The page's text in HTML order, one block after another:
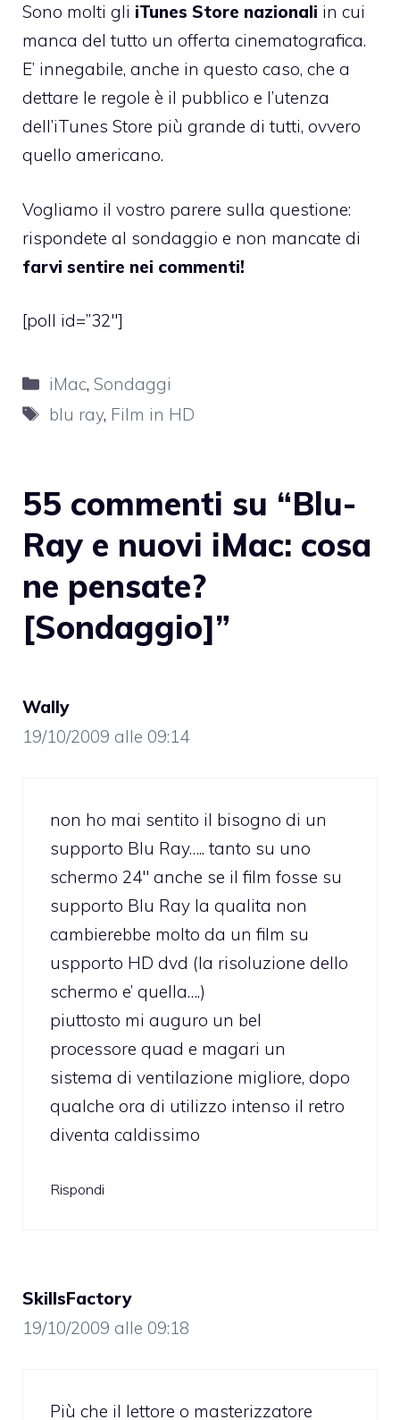
Sono molti gli iTunes Store nazionali in cui
manca del tutto un offerta cinematografica.
E’ innegabile, anche in questo caso, che a
dettare le regole è il pubblico e l’utenza
dell’iTunes Store più grande di tutti, ovvero
quello americano.
Vogliamo il vostro parere sulla questione:
rispondete al sondaggio e non mancate di
farvi sentire nei commenti!
[poll id=”32″]
Categorie
iMac,Sondaggi
Tag
blu ray, Film in HD
55 commenti su “Blu-
Ray e nuovi iMac: cosa
ne pensate?
[Sondaggio]”
Wally
19/10/2009 alle 09:14
non ho mai sentito il bisogno di un
supporto Blu Ray….. tanto su uno
schermo 24″ anche se il film fosse su
supporto Blu Ray la qualita non
cambierebbe molto da un film su
uspporto HD dvd (la risoluzione dello
schermo e’ quella….)
piuttosto mi auguro un bel
processore quad e magari un
sistema di ventilazione migliore, dopo
qualche ora di utilizzo intenso il retro
diventa caldissimo
Rispondi
SkillsFactory
19/10/2009 alle 09:18
Più che il lettore o masterizzatore